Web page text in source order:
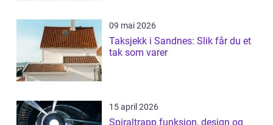
09 mai 2026
Taksjekk i Sandnes: Slik får du et
tak som varer
15 april 2026
Spiraltrapp funksjon, design og